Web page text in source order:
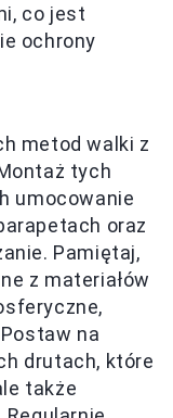
co jest
ochrony
metod walki z
tych
umocowanie
oraz
Pamiętaj,
z materiałów
na
drutach, które
także